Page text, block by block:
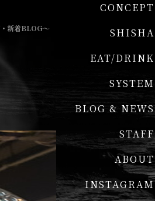
CONCEPT
SHISHA
EAT/DRINK
SYSTEM
BLOG & NEWS
STAFF
ABOUT
INSTAGRAM
新着BLOG〜